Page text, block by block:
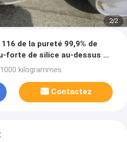
2/2
de la pureté 99,9% de
forte de silice au-dessus de
1000 kilogrammes
Contactez